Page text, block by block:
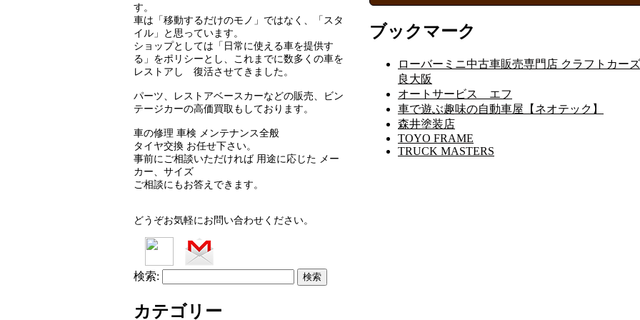
す。
車は「移動するだけのモノ」ではなく、「スタ
イル」と思っています。
ショップとしては「日常に使える車を提供す
る」をポリシーとし、これまでに数多くの車を
レストアし 復活させてきました。
パーツ、レストアベースカーなどの販売、ビン
テージカーの高価買取もしております。
車の修理 車検 メンテナンス全般
タイヤ交換 お任せ下さい。
事前にご相談いただければ 用途に応じた メー
カー、サイズ
ご相談にもお答えできます。
どうぞお気軽にお問い合わせください。
検索:
カテゴリー
ブックマーク
ローバーミニ中古車販売専門店 クラフトカー
良大阪
オートサービス エフ
車で遊ぶ趣味の自動車屋【ネオテック】
森井塗装店
TOYO FRAME
TRUCK MASTERS